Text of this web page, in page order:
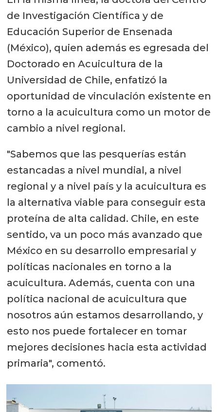
de Investigación Científica y de
Educación Superior de Ensenada
(México), quien además es egresada del
Doctorado en Acuicultura de la
Universidad de Chile, enfatizó la
oportunidad de vinculación existente en
torno a la acuicultura como un motor de
cambio a nivel regional.
"Sabemos que las pesquerías están
estancadas a nivel mundial, a nivel
regional y a nivel país y la acuicultura es
la alternativa viable para conseguir esta
proteína de alta calidad. Chile, en este
sentido, va un poco más avanzado que
México en su desarrollo empresarial y
políticas nacionales en torno a la
acuicultura. Además, cuenta con una
política nacional de acuicultura que
nosotros aún estamos desarrollando, y
esto nos puede fortalecer en tomar
mejores decisiones hacia esta actividad
primaria", comentó.